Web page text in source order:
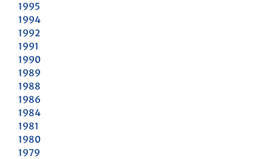
1995
1994
1992
1991
1990
1989
1988
1986
1984
1981
1980
1979